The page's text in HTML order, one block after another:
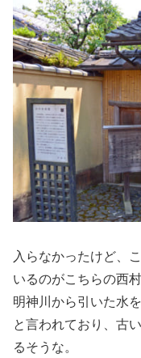
入らなかったけど、
いるのがこちらの西村
明神川から引いた水
と言われており、古
るそうな。